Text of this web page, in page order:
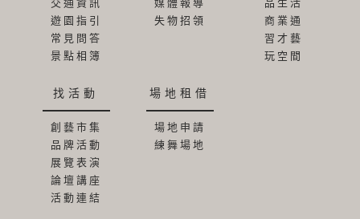
交通資訊
遊園指引
常見問答
景點相簿
媒體報導
失物招領
品生活
商業通
習才藝
玩空間
找活動
創藝市集
品牌活動
展覽表演
論壇講座
活動連結
場地租借
場地申請
練舞場地